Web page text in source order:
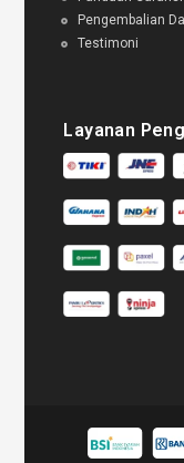
Pengembalian
Testimoni
Layanan